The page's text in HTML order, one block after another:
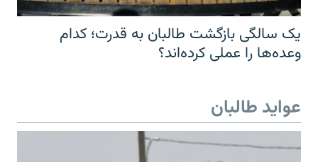
یک سالگی بازگشت طالبان به قدرت؛ کدام
وعده‌ها را عملی کرده‌اند؟
عواید طالبان